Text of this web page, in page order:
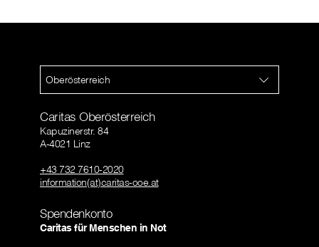
Oberösterreich
Caritas Oberösterreich
Kapuzinerstr. 84
A-4021 Linz
+43 732 7610-2020
information(at)caritas-ooe.at
Spendenkonto
Caritas für Menschen in Not